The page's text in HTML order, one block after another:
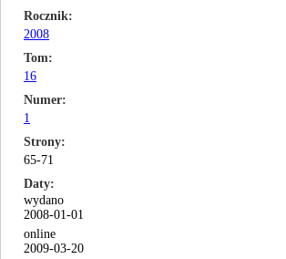
Rocznik
2008
Tom
16
Numer
1
Strony
65-71
Daty
wydano
2008-01-01
online
2009-03-20